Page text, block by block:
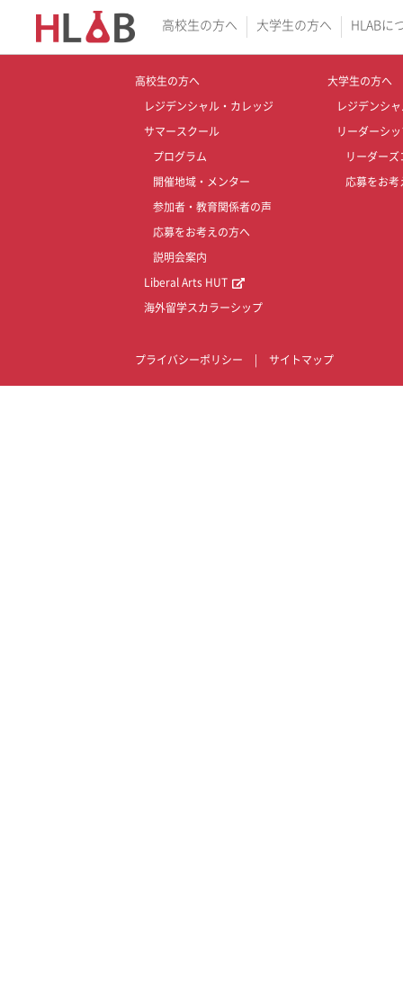
高校生の方へ 大学生の方へ HLABに
高校生の方へ
レジデンシャル・カレッジ
サマースクール
プログラム
開催地域・メンター
参加者・教育関係者の声
応募をお考えの方へ
説明会案内
Liberal Arts HUT
海外留学スカラーシップ
大学生の方へ
レジデンシ
リーダーシ
リーダーズ
応募をお考
プライバシーポリシー サイトマップ